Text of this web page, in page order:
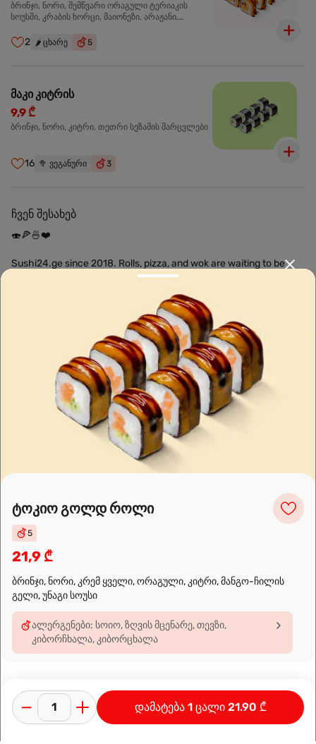
ბრინჯი, ნორი, შემწვარი ორაგული ტერიაკის
სოუსში, კრაბის ხორცი, მაიონეზი, არაჟანი,
სოუსი, მანგო-ჩილის გელი
2 🌶️ ცხარე 5
მაკი კიტრის
9,9 ₾
ბრინჯი, ნორი, კიტრი, თეთრი სეზამის მარცვლები
16 🥦 ვეგანური 3
ჩვენ შესახებ
🍣🍕🍜❤️
Sushi24.ge since 2018. Rolls, pizza, and wok are waiting to be
prepared for you. Choose the nearest location and explore the
Leaflet | OpenFreeMap©OpenMapTilesData fromOpenStreetMap
მარშრუტის დაგეგმვა
ტოკიო გოლდ როლი
5
21,9 ₾
ბრინჯი, ნორი, კრემ ყველი, ორაგული, კიტრი, მანგო-ჩილის
გელი, უნაგი სოუსი
ალერგენები: სოიო, ზღვის მცენარე, თევზი,
კიბორჩხალა, კიბორცხალა
დამატება 1 ცალი 21.90 ₾